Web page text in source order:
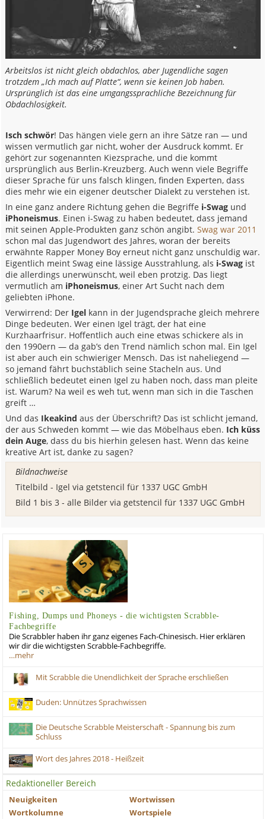
Arbeitslos ist nicht gleich obdachlos, aber Jugendliche sagen
trotzdem „Ich mach auf Platte“, wenn sie keinen Job haben.
Ursprünglich ist das eine umgangssprachliche Bezeichnung für
Obdachlosigkeit.
Isch schwör! Das hängen viele gern an ihre Sätze ran — und
wissen vermutlich gar nicht, woher der Ausdruck kommt. Er
gehört zur sogenannten Kiezsprache, und die kommt
ursprünglich aus Berlin-Kreuzberg. Auch wenn viele Begriffe
dieser Sprache für uns falsch klingen, finden Experten, dass
dies mehr wie ein eigener deutscher Dialekt zu verstehen ist.
In eine ganz andere Richtung gehen die Begriffe i-Swag und
iPhoneismus. Einen i-Swag zu haben bedeutet, dass jemand
mit seinen Apple-Produkten ganz schön angibt.Swag war 2011
schon mal das Jugendwort des Jahres, woran der bereits
erwähnte Rapper Money Boy erneut nicht ganz unschuldig war.
Eigentlich meint Swag eine lässige Ausstrahlung, als i-Swag ist
die allerdings unerwünscht, weil eben protzig. Das liegt
vermutlich am iPhoneismus, einer Art Sucht nach dem
geliebten iPhone.
Verwirrend: Der Igel kann in der Jugendsprache gleich mehrere
Dinge bedeuten. Wer einen Igel trägt, der hat eine
Kurzhaarfrisur. Hoffentlich auch eine etwas schickere als in
den 1990ern — da gab’s den Trend nämlich schon mal. Ein Igel
ist aber auch ein schwieriger Mensch. Das ist naheliegend —
so jemand fährt buchstäblich seine Stacheln aus. Und
schließlich bedeutet einen Igel zu haben noch, dass man pleite
ist. Warum? Na weil es weh tut, wenn man sich in die Taschen
greift …
Und das Ikeakind aus der Überschrift? Das ist schlicht jemand,
der aus Schweden kommt — wie das Möbelhaus eben. Ich küss
dein Auge, dass du bis hierhin gelesen hast. Wenn das keine
kreative Art ist, danke zu sagen?
Bildnachweise
Titelbild - Igel via getstencil für 1337 UGC GmbH
Bild 1 bis 3 - alle Bilder via getstencil für 1337 UGC GmbH
Fishing, Dumps und Phoneys - die wichtigsten Scrabble-
Fachbegriffe
Die Scrabbler haben ihr ganz eigenes Fach-Chinesisch. Hier erklären
wir dir die wichtigsten Scrabble-Fachbegriffe.
…mehr
Mit Scrabble die Unendlichkeit der Sprache erschließen
Duden: Unnützes Sprachwissen
Die Deutsche Scrabble Meisterschaft - Spannung bis zum
Schluss
Wort des Jahres 2018 - Heißzeit
Redaktioneller Bereich
Neuigkeiten
Wortwissen
Wortkolumne
Wortspiele